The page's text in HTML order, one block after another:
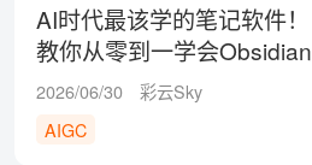
AI时代最该学的笔记软件！
教你从零到一学会Obsidian
2026/06/30
彩云Sky
AIGC